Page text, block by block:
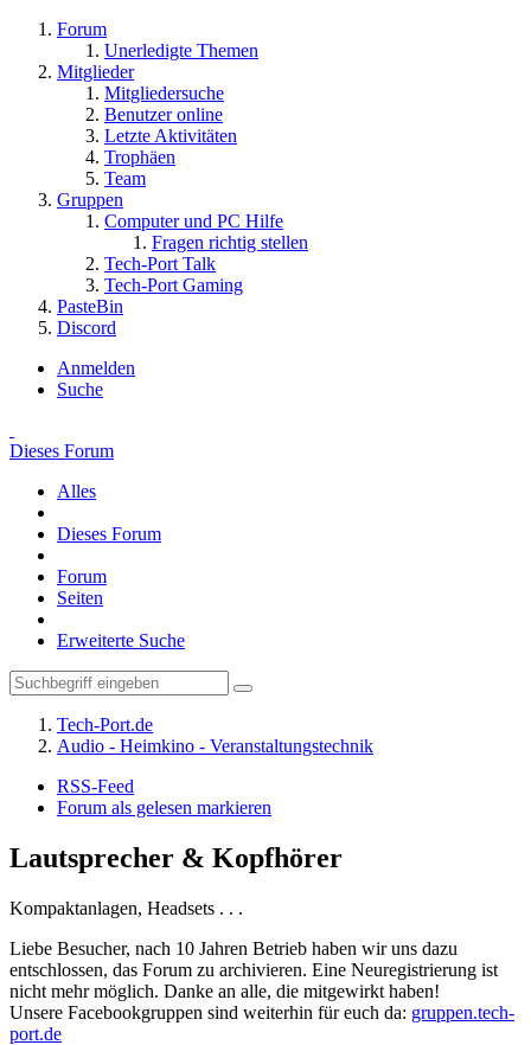
Forum
Unerledigte Themen
Mitglieder
Mitgliedersuche
Benutzer online
Letzte Aktivitäten
Trophäen
Team
Gruppen
Computer und PC Hilfe
Fragen richtig stellen
Tech-Port Talk
Tech-Port Gaming
PasteBin
Discord
Anmelden
Suche
Dieses Forum
Alles
Dieses Forum
Forum
Seiten
Erweiterte Suche
Tech-Port.de
Audio - Heimkino - Veranstaltungstechnik
RSS-Feed
Forum als gelesen markieren
Lautsprecher & Kopfhörer
Kompaktanlagen, Headsets . . .
Liebe Besucher, nach 10 Jahren Betrieb haben wir uns dazu
entschlossen, das Forum zu archivieren. Eine Neuregistrierung ist
nicht mehr möglich. Danke an alle, die mitgewirkt haben!
Unsere Facebookgruppen sind weiterhin für euch da: gruppen.tech-
port.de